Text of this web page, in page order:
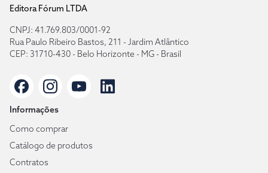
Editora Fórum LTDA
CNPJ: 41.769.803/0001-92
Rua Paulo Ribeiro Bastos, 211 - Jardim Atlântico
CEP: 31710-430 - Belo Horizonte - MG - Brasil
Informações
Como comprar
Catálogo de produtos
Contratos